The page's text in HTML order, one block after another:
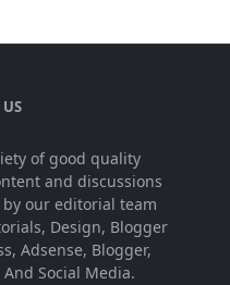
of good quality
and discussions
our editorial team
Design, Blogger
Adsense, Blogger,
Social Media.